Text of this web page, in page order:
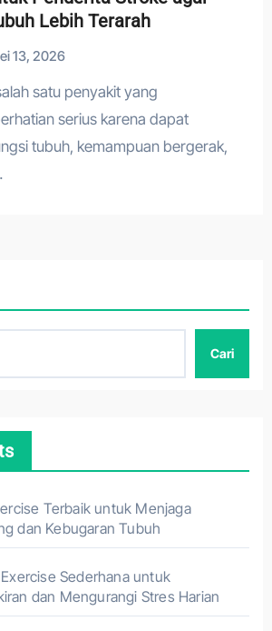
Lebih Terarah
13, 2026
serius karena dapat
tubuh, kemampuan bergerak,
Cari
Terbaik untuk Menjaga
dan Kebugaran Tubuh
Sederhana untuk
dan Mengurangi Stres Harian